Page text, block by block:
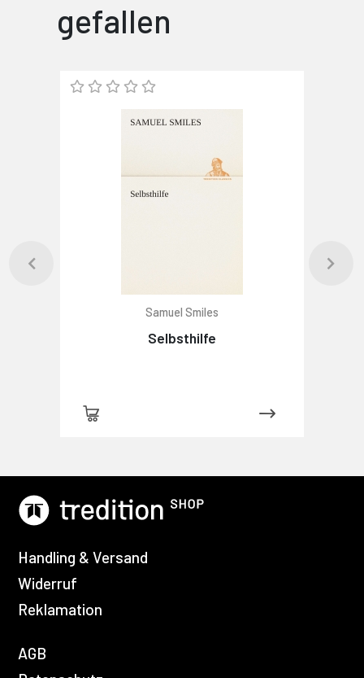
gefallen
Samuel Smiles
Selbsthilfe
Handling & Versand
Widerruf
Reklamation
AGB